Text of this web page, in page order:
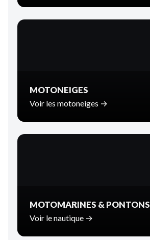
MOTONEIGES
Voir les motoneiges →
MOTOMARINES & PONTONS
Voir le nautique →